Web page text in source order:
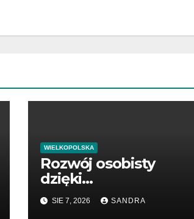
WIELKOPOLSKA
Rozwój osobisty
dzięki
wartościowym
publikacjom
SIE 7, 2026 SANDRA